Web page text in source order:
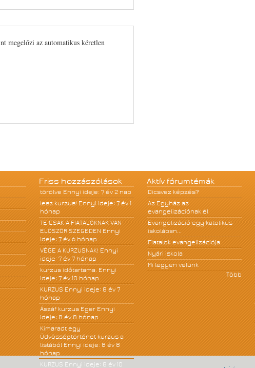
megelőzi az automatikus kéretlen
Friss hozzászólások
törölve Ennyi ideje: 7 év 2 nap
lesz kurzus! Ennyi ideje: 7 év 1
hónap
TE CSAK A FIATALÓKNAK VAN
ELÖSZÖR SZEGEDEN Ennyi
ideje: 7 év 6 hónap
VÉGE A KURZUSNAK! Ennyi
ideje: 7 év 7 hónap
kurzus időtartama. Ennyi
ideje: 7 év 10 hónap
KURZUS Ennyi ideje: 8 év 7
hónap
Ászáf kurzus Eger Ennyi
ideje: 8 év 8 hónap
Kimaradt egy
Üdvösségtörténet kurzus a
listából Ennyi ideje: 8 év 8
hónap
KURZUS Ennyi ideje: 8 év 10
Aktív fórumtémák
Dicsvez képzés?
Az Egyház az
evangelizációnak él
Evangelizáció egy katolikus
iskolában...
Fiatalok evangelizációja
Nyári iskola
Mi legyen velünk
Több